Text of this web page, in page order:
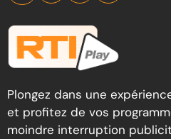
Plongez dans une
et profitez de vos
moindre interruption